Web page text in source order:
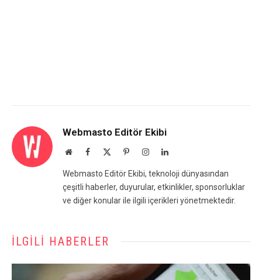
Webmasto Editör Ekibi
WebsiteFacebook PinterestInstagramLinkedIn
Webmasto Editör Ekibi, teknoloji dünyasından
çeşitli haberler, duyurular, etkinlikler, sponsorluklar
ve diğer konular ile ilgili içerikleri yönetmektedir.
İLGILI HABERLER